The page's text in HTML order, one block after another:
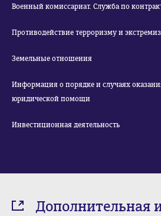
Военный комиссариат. Служба по
Противодействие терроризму и
Земельные отношения
Информация о порядке и случаях
юридической помощи
Инвестиционная деятельность
Дополнительная